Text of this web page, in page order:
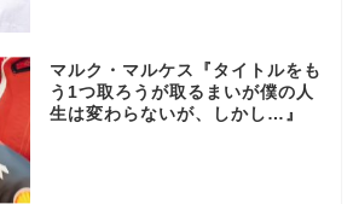
マルク・マルケス『タイトルをも
う1つ取ろうが取るまいが僕の人
生は変わらないが、しかし…』